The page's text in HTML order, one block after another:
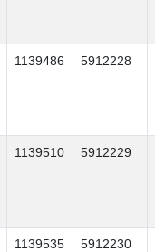
1139486 5912228
1139510 5912229
1139535 5912230